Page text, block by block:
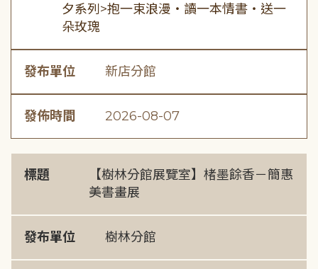
夕系列>抱一束浪漫・讀一本情書・送一
朵玫瑰
發布單位 新店分館
發佈時間 2026-08-07
標題
【樹林分館展覽室】楮墨餘香－簡惠
美書畫展
發布單位 樹林分館